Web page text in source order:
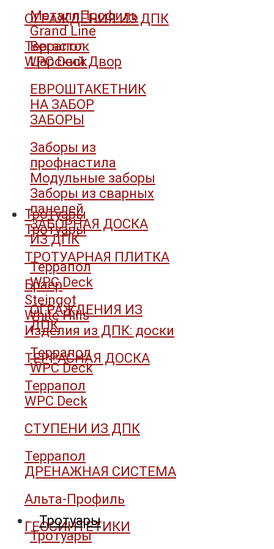
МеталлПрофиль
Grand Line
Вегасток
Царский Двор
ЕВРОШТАКЕТНИК
НА ЗАБОР
ЗАБОРЫ
Заборы из
профнастила
Модульные заборы
Заборы из сварных
панелей
ЗАБОРНАЯ ДОСКА
ИЗ ДПК
Террапол
WPC Deck
ОГРАЖДЕНИЯ ИЗ
ДПК
Террапол
WPC Deck
Тротуары
Тротуары
ОГРАЖДЕНИЯ ИЗ ДПК
Террапол
WPC Deck
Тротуары
Тротуары
ТРОТУАРНАЯ ПЛИТКА
Браер
Steingot
White Hills
Изделия из ДПК: доски
ТЕРРАСНАЯ ДОСКА
Террапол
WPC Deck
СТУПЕНИ ИЗ ДПК
Террапол
ДРЕНАЖНАЯ СИСТЕМА
Альта-Профиль
ГЕОСИНТЕТИКИ